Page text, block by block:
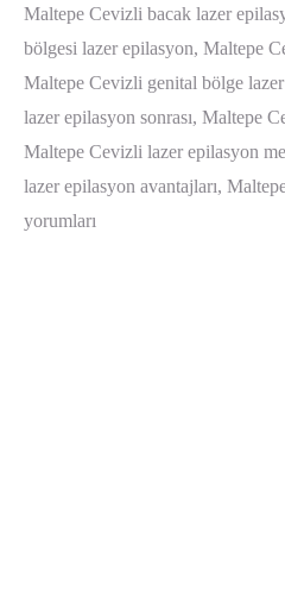
Maltepe Cevizli bacak lazer
bölgesi lazer epilasyon, Maltepe
Maltepe Cevizli genital bölge
lazer epilasyon sonrası, Maltepe
Maltepe Cevizli lazer epilasyon
lazer epilasyon avantajları,
yorumları